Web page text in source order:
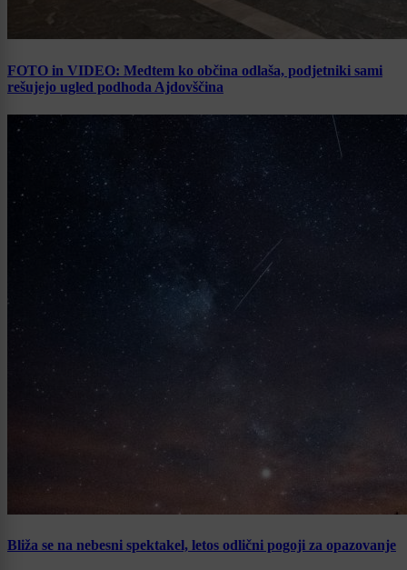
FOTO in VIDEO: Medtem ko občina odlaša, podjetniki sami
rešujejo ugled podhoda Ajdovščina
Bliža se na nebesni spektakel, letos odlični pogoji za opazovanje